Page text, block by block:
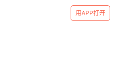
用APP打开